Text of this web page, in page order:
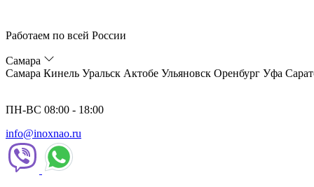
Работаем по всей России
Самара
Самара Кинель Уральск Актобе Ульяновск Оренбург Уфа
ПН-ВС 08:00 - 18:00
info@inoxnao.ru